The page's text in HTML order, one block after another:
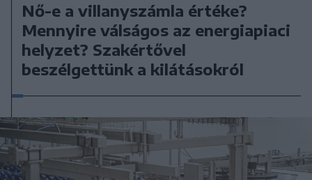
Nő-e a villanyszámla értéke?
Mennyire válságos az energiapiaci
helyzet? Szakértővel
beszélgettünk a kilátásokról